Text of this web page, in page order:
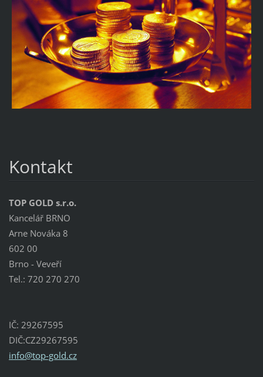
Kontakt
TOP GOLD s.r.o.
Kancelář BRNO
Arne Nováka 8
602 00
Brno - Veveří
Tel.: 720 270 270
IČ: 29267595
DIČ:CZ29267595
info@top-gold.cz